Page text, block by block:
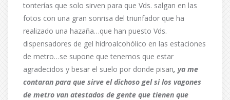
tonterías que solo sirven para que Vds. salgan en las
fotos con una gran sonrisa del triunfador que ha
realizado una hazaña…que han puesto Vds.
dispensadores de gel hidroalcohólico en las estaciones
de metro…se supone que tenemos que estar
agradecidos y besar el suelo por donde pisan, ya me
contaran para que sirve el dichoso gel si los vagones
de metro van atestados de gente que tienen que